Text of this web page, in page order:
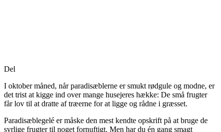
Del
I oktober måned, når paradisæblerne er smukt rødgule og modne, er
det trist at kigge ind over mange husejeres hække: De små frugter
får lov til at dratte af træerne for at ligge og rådne i græsset.
Paradisæblegelé er måske den mest kendte opskrift på at bruge de
syrlige frugter til noget fornuftigt. Men har du én gang smagt